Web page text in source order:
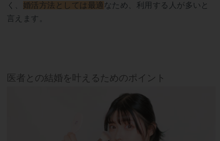
く、 婚活方法としては最適 なため、利用する人が多いと
言えます。
医者との結婚を叶えるためのポイント